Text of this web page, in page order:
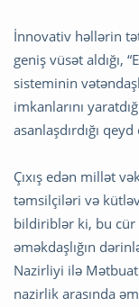
İnnovativ həllərin
geniş vüsət aldığı,
sisteminin
imkanlarını
asanlaşdırdığı
Çıxış edən millət
təmsilçiləri və
bildiriblər ki, bu
əməkdaşlığın
Nazirliyi ilə Mətbuat
nazirlik arasında